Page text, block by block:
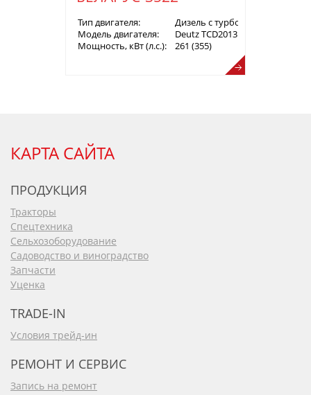
Тип двигателя:
Дизель с турбонаддувом
Модель двигателя:
Deutz TCD2013 L064V C 3 UT261
Мощность, кВт (л.с.):
261 (355)
КАРТА САЙТА
ПРОДУКЦИЯ
Тракторы
Спецтехника
Сельхозоборудование
Садоводство и виноградство
Запчасти
Уценка
TRADE-IN
Условия трейд-ин
РЕМОНТ И СЕРВИС
Запись на ремонт